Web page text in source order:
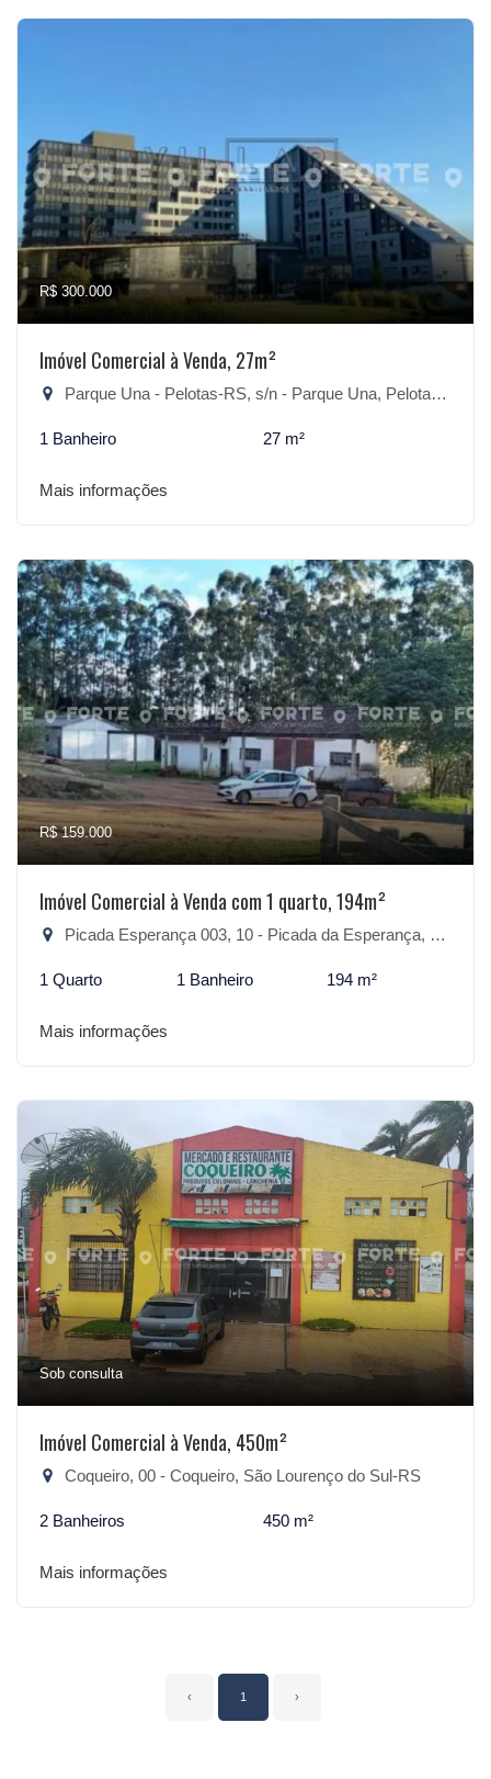
R$ 300.000
Imóvel Comercial à Venda, 27m²
Parque Una - Pelotas-RS, s/n - Parque Una, Pelotas-RS
1 Banheiro 27 m²
Mais informações
R$ 159.000
Imóvel Comercial à Venda com 1 quarto, 194m²
Picada Esperança 003, 10 - Picada da Esperança, São Lourenço do Sul-RS
1 Quarto 1 Banheiro 194 m²
Mais informações
Sob consulta
Imóvel Comercial à Venda, 450m²
Coqueiro, 00 - Coqueiro, São Lourenço do Sul-RS
2 Banheiros 450 m²
Mais informações
‹ 1 ›